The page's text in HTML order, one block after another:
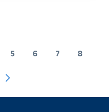
5 6 7 8